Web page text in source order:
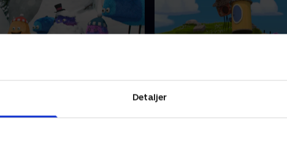
Detaljer
kaster snebolde på alle i
fra sit skjul. Det ender i en
Kampesten med ben